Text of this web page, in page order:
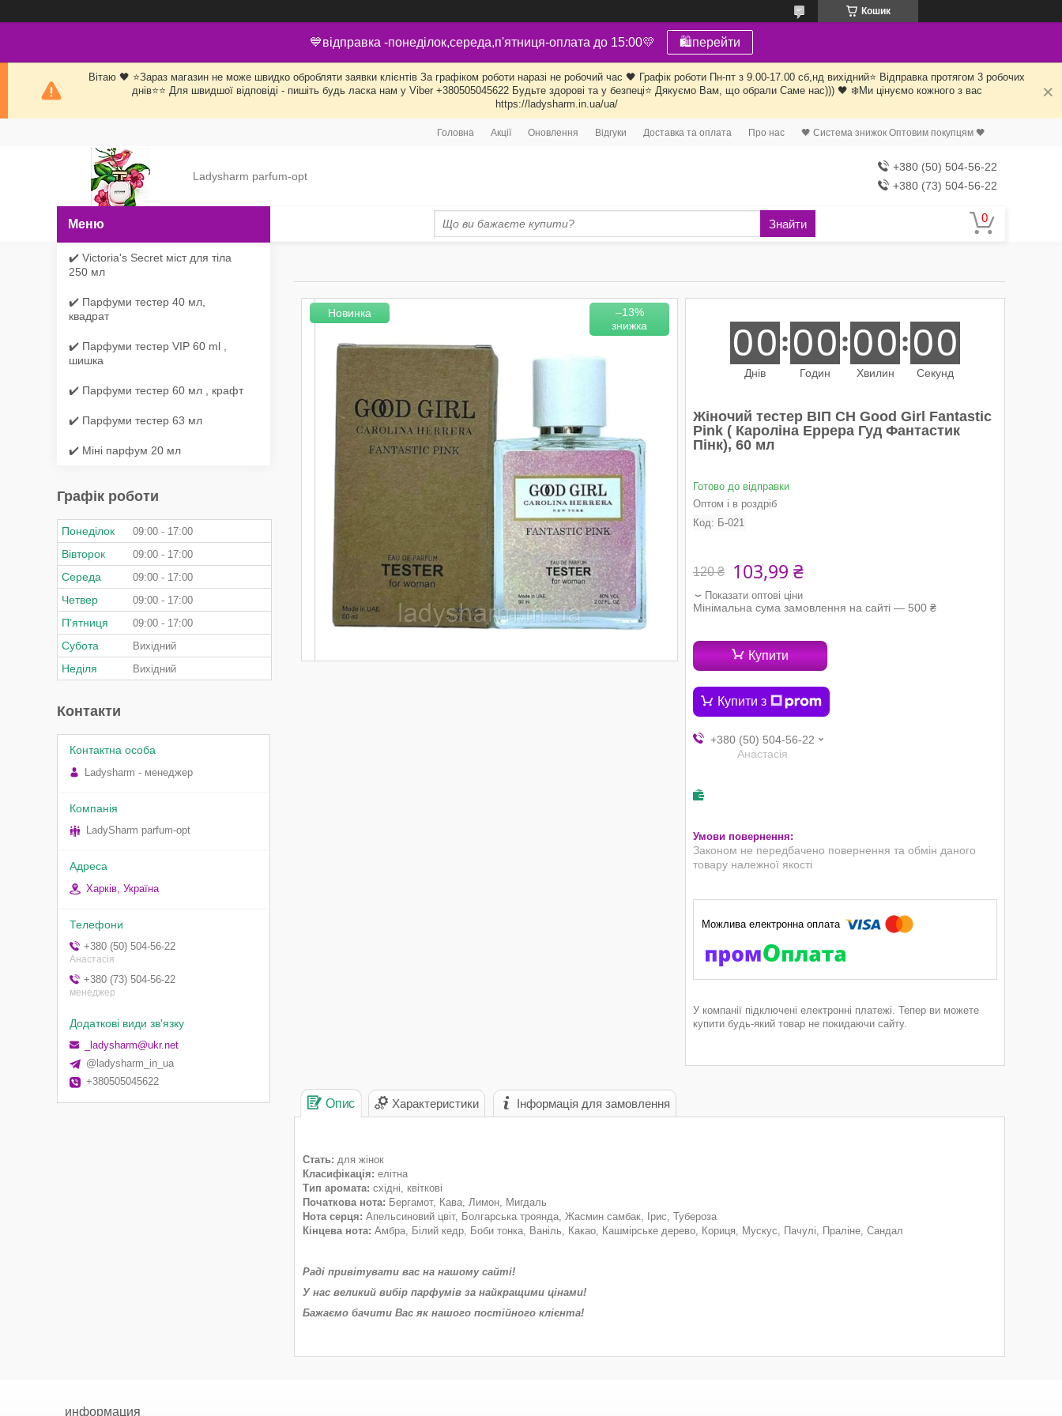
Кошик
💙відправка -понеділок,середа,п'ятниця-оплата до 15:00💛 🛍перейти
Вітаю 🖤 ⭐Зараз магазин не може швидко обробляти заявки клієнтів За графіком роботи наразі не робочий час 🖤 Графік роботи Пн-пт з 9.00-17.00 сб,нд вихідний⭐️ Відправка протягом 3 робочих
днів⭐⭐ Для швидшої відповіді - пишіть будь ласка нам у Viber +380505045622 Будьте здорові та у безпеці⭐ Дякуємо Вам, що обрали Саме нас))) 🖤 ❄️Ми цінуємо кожного з вас
https://ladysharm.in.ua/ua/
Головна Акції Оновлення Відгуки Доставка та оплата Про нас 🖤 Система знижок Оптовим покупцям 🖤
Ladysharm parfum-opt
+380 (50) 504-56-22
+380 (73) 504-56-22
Знайти
Новинка –13%
00
Днів
00
Годин
00
Хвилин
00
Секунд
Жіночий тестер ВІП CH Good Girl Fantastic
Pink ( Кароліна Еррера Гуд Фантастик
Пінк), 60 мл
Готово до відправки
Оптом і в роздріб
Код: Б-021
120 ₴ 103,99 ₴
Показати оптові ціни
Мінімальна сума замовлення на сайті — 500 ₴
Купити
Купити з
+380 (50) 504-56-22
Анастасія
Законом не передбачено повернення та обмін даного
товару належної якості
У компанії підключені електронні платежі. Тепер ви можете
купити будь-який товар не покидаючи сайту.
Опис Характеристики Інформація для замовлення
Стать: для жінок
Класифікація: елітна
Тип аромата: східні, квіткові
Початкова нота: Бергамот, Кава, Лимон, Мигдаль
Нота серця: Апельсиновий цвіт, Болгарська троянда, Жасмин самбак, Ірис, Тубероза
Кінцева нота: Амбра, Білий кедр, Боби тонка, Ваніль, Какао, Кашмірське дерево, Кориця, Мускус, Пачулі, Праліне, Сандал
Раді привітувати вас на нашому сайті!
У нас великий вибір парфумів за найкращими цінами!
Бажаємо бачити Вас як нашого постійного клієнта!
✔️ Victoria's Secret міст для тіла
250 мл
✔️ Парфуми тестер 40 мл,
квадрат
✔️ Парфуми тестер VIP 60 ml ,
шишка
✔️ Парфуми тестер 60 мл , крафт
✔️ Парфуми тестер 63 мл
✔️ Міні парфум 20 мл
Графік роботи
Понеділок 09:00 17:00
Вівторок 09:00 17:00
Середа 09:00 17:00
Четвер 09:00 17:00
Пʼятниця 09:00 17:00
Субота Вихідний
Неділя Вихідний
Контакти
Ladysharm - менеджер
LadySharm parfum-opt
Харків, Україна
+380 (50) 504-56-22
Анастасія
+380 (73) 504-56-22
менеджер
_ladysharm@ukr.net
@ladysharm_in_ua
+380505045622
информация